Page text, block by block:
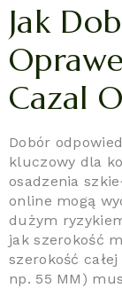
Jak
Cazal
Dobór
kluczowy dla
osadzenia
online mogą
dużym
jak szerokość
szerokość
np. 55 MM)